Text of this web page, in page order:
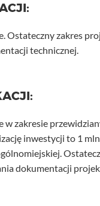
Ostateczny zakres
technicznej.
zakresie
inwestycji to 1 mln
dokumentacji